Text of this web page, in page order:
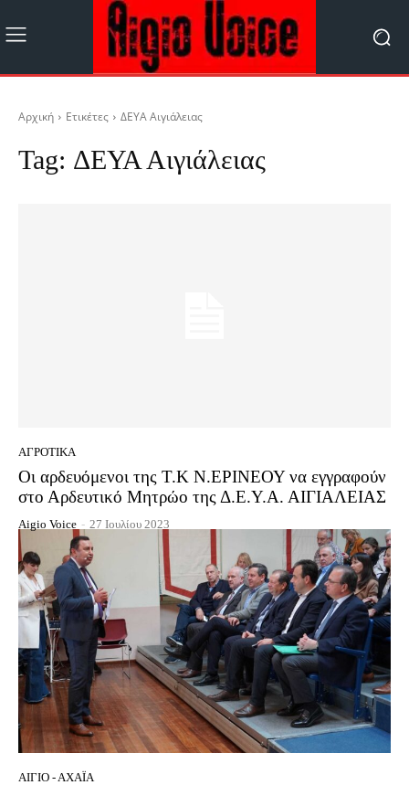
Αρχική Ετικέτες ΔΕΥΑ Αιγιάλειας
Tag: ΔΕΥΑ Αιγιάλειας
ΑΓΡΟΤΙΚΆ
Οι αρδευόμενοι της Τ.Κ Ν.ΕΡΙΝΕΟΥ να εγγραφούν
στο Αρδευτικό Μητρώο της Δ.Ε.Υ.Α. ΑΙΓΙΑΛΕΙΑΣ
Aigio Voice - 27 Ιουλίου 2023
ΑΊΓΙΟ - ΑΧΑΪ́Α